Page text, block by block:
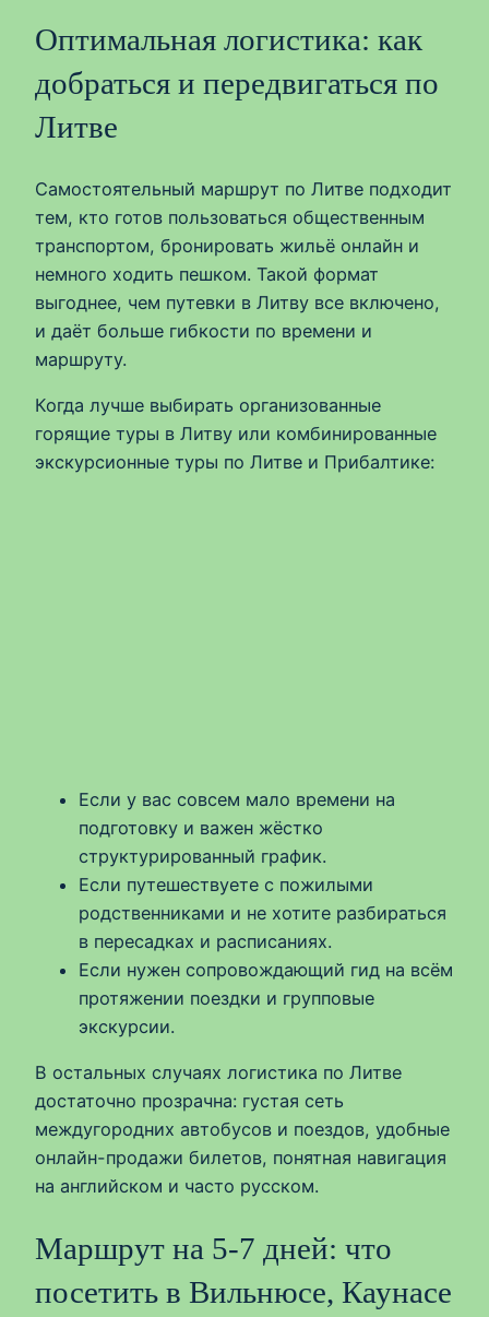
Оптимальная логистика: как
добраться и передвигаться по
Литве
Самостоятельный маршрут по Литве подходит
тем, кто готов пользоваться общественным
транспортом, бронировать жильё онлайн и
немного ходить пешком. Такой формат
выгоднее, чем путевки в Литву все включено,
и даёт больше гибкости по времени и
маршруту.
Когда лучше выбирать организованные
горящие туры в Литву или комбинированные
экскурсионные туры по Литве и Прибалтике:
Если у вас совсем мало времени на
подготовку и важен жёстко
структурированный график.
Если путешествуете с пожилыми
родственниками и не хотите разбираться
в пересадках и расписаниях.
Если нужен сопровождающий гид на всём
протяжении поездки и групповые
экскурсии.
В остальных случаях логистика по Литве
достаточно прозрачна: густая сеть
междугородних автобусов и поездов, удобные
онлайн-продажи билетов, понятная навигация
на английском и часто русском.
Маршрут на 5-7 дней: что
посетить в Вильнюсе, Каунасе